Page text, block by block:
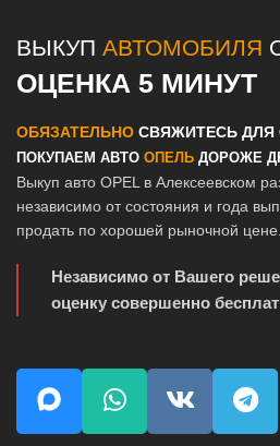
ВЫКУП АВТОМОБИЛЯ
ОЦЕНКА 5 МИНУТ
ОБЯЗАТЕЛЬНО СВЯЖИТЕСЬ ДЛЯ
ПОКУПАЕМ АВТО ОПЕЛЬ ДОРОЖЕ
Выкуп авто OPEL в Алексеевском
независимо от состояния и года
продать по хорошей рыночной цене.
Независимо от Вашего
оценку совершенно